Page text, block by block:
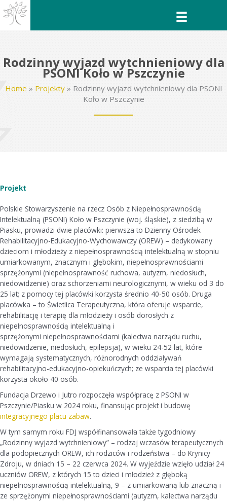
Przejdź
do
treści
Rodzinny wyjazd wytchnieniowy dla
PSONI Koło w Pszczynie
Home » Projekty» Rodzinny wyjazd wytchnieniowy dla PSONI
Koło w Pszczynie
Projekt
Polskie Stowarzyszenie na rzecz Osób z Niepełnosprawnością
Intelektualną (PSONI) Koło w Pszczynie (woj. śląskie), z siedzibą w
Piasku, prowadzi dwie placówki: pierwsza to Dzienny Ośrodek
Rehabilitacyjno-Edukacyjno-Wychowawczy (OREW) – dedykowany
dzieciom i młodzieży z niepełnosprawnością intelektualną w stopniu
umiarkowanym, znacznym i głębokim, niepełnosprawnościami
sprzężonymi (niepełnosprawność ruchowa, autyzm, niedosłuch,
niedowidzenie) oraz schorzeniami neurologicznymi, w wieku od 3 do
25 lat; z pomocy tej placówki korzysta średnio 40-50 osób. Druga
placówka – to Świetlica Terapeutyczna, która oferuje wsparcie,
rehabilitację i terapię dla młodzieży i osób dorosłych z
niepełnosprawnością intelektualną i
sprzężonymi niepełnosprawnościami (kalectwa narządu ruchu,
niedowidzenie, niedosłuch, epilepsja), w wieku 24-52 lat, które
wymagają systematycznych, różnorodnych oddziaływań
rehabilitacyjno-edukacyjno-opiekuńczych; ze wsparcia tej placówki
korzysta około 40 osób.
Fundacja Drzewo i Jutro rozpoczęła współpracę z PSONI w
Pszczynie/Piasku w 2024 roku, finansując projekt i budowę
integracyjnego placu zabaw.
W tym samym roku FDJ współfinansowała także tygodniowy
„Rodzinny wyjazd wytchnieniowy” – rodzaj wczasów terapeutycznych
dla podopiecznych OREW, ich rodziców i rodzeństwa – do Krynicy
Zdroju, w dniach 15 – 22 czerwca 2024. W wyjeździe wzięło udział 24
uczniów OREW, z których 15 to dzieci i młodzież z głęboką
niepełnosprawnością intelektualną, 9 – z umiarkowaną lub znaczną i
ze sprzężonymi niepełnosprawnościami (autyzm, kalectwa narządu